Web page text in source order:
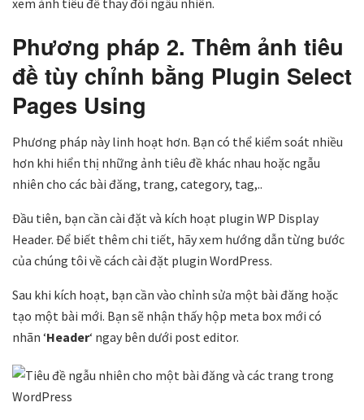
Phương pháp 2. Thêm ảnh tiêu
đề tùy chỉnh bằng Plugin Select
Pages Using
Phương pháp này linh hoạt hơn. Bạn có thể kiểm soát nhiều
hơn khi hiển thị những ảnh tiêu đề khác nhau hoặc ngẫu
nhiên cho các bài đăng, trang, category, tag,..
Đầu tiên, bạn cần cài đặt và kích hoạt plugin WP Display
Header. Để biết thêm chi tiết, hãy xem hướng dẫn từng bước
của chúng tôi về cách cài đặt plugin WordPress.
Sau khi kích hoạt, bạn cần vào chỉnh sửa một bài đăng hoặc
tạo một bài mới. Bạn sẽ nhận thấy hộp meta box mới có
nhãn ‘Header‘ ngay bên dưới post editor.